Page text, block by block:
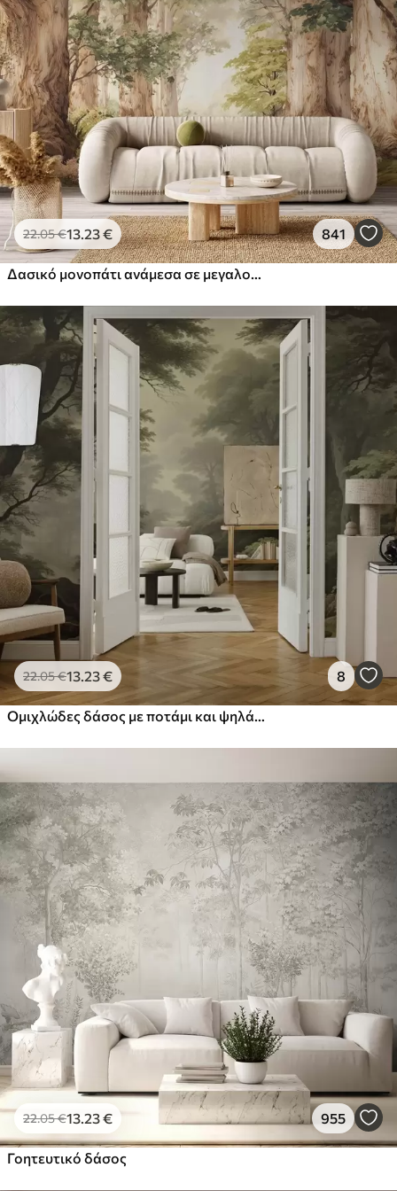
Στάνταρ
44.9826.99€/m²
Πρίμιουμ
56.6734.00 € /m²
Premium βινύλιο
65.00 39 .00 €/m²
Peel and Stick
81.6749.00€/m²
22.05€13 .23€ 841
22.05€13 .23€ 8
22.05€13 .23€ 955
Γοητευτικό δάσος